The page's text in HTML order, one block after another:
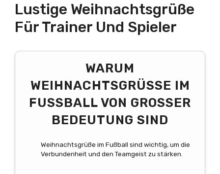
Lustige Weihnachtsgrüße
Für Trainer Und Spieler
WARUM
WEIHNACHTSGRÜSSE IM F
USSBALL VON GROSSER BED
EUTUNG SIND
Weihnachtsgrüße im Fußball sind wichtig, um die
Verbundenheit und den Teamgeist zu stärken.